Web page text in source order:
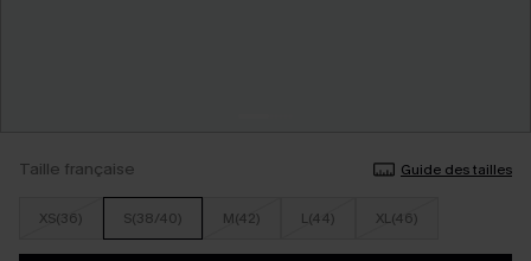
Taille française Guide des tailles
XS(36) S(38/40) M(42) L(44) XL(46)